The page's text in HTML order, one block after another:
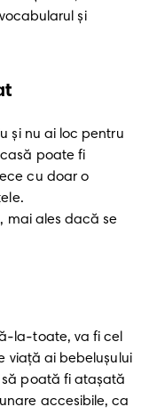
și
şi nu ai loc pentru
poate fi
cu doar o
mai ales dacă se
la-toate, va fi cel
viaţă ai bebeluşului
poată fi ataşată
accesibile, ca